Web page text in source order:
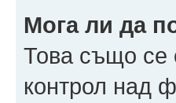
Мога ли да
Това също се
контрол над